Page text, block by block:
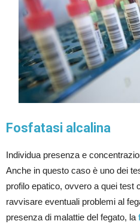
Fosfatasi alcalina
Individua presenza e
Anche in questo caso è uno dei
profilo epatico, ovvero a quei test
ravvisare eventuali problemi al
presenza di malattie del fegato, la